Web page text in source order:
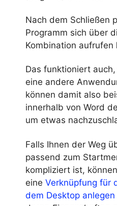
Nach dem Schließen
Programm sich über
Kombination aufrufen
Das funktioniert
eine andere
können damit also
innerhalb von Word
um etwas
Falls Ihnen der Weg
passend zum
kompliziert ist,
eine Verknüpfung für
dem Desktop anlegen